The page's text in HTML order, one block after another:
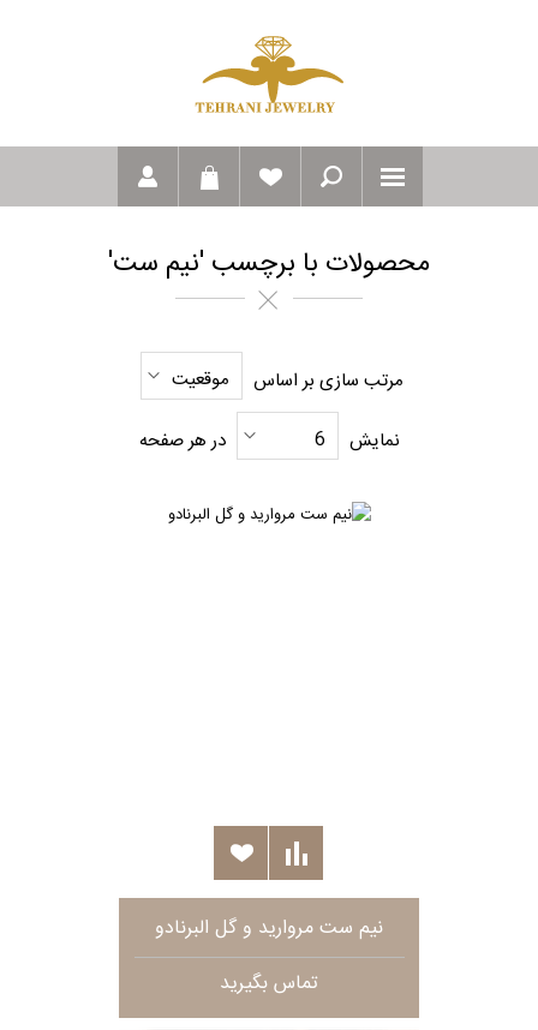
محصولات با برچسب 'نیم ست'
مرتب سازی بر اساس موقعیت
نمایش 6 در هر صفحه
نیم ست مروارید و گل البرنادو
تماس بگیرید